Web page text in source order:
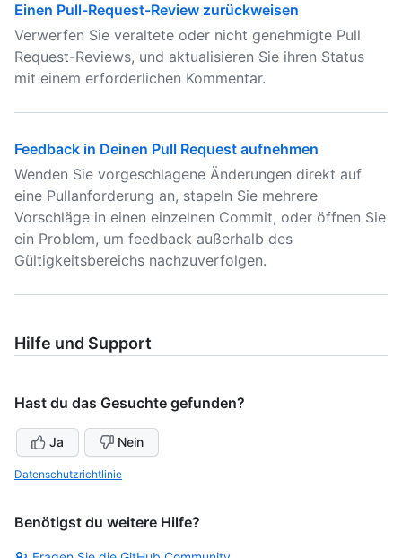
Einen Pull-Request-Review zurückweisen
Verwerfen Sie veraltete oder nicht genehmigte Pull
Request-Reviews, und aktualisieren Sie ihren Status
mit einem erforderlichen Kommentar.
Feedback in Deinen Pull Request aufnehmen
Wenden Sie vorgeschlagene Änderungen direkt auf
eine Pullanforderung an, stapeln Sie mehrere
Vorschläge in einen einzelnen Commit, oder öffnen Sie
ein Problem, um feedback außerhalb des
Gültigkeitsbereichs nachzuverfolgen.
Hilfe und Support
Hast du das Gesuchte gefunden?
Ja Nein
Datenschutzrichtlinie
Benötigst du weitere Hilfe?